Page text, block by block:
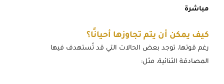
مباشرة
كيف يمكن أن يتم تجاوزها أحيانًا؟
رغم قوتها، توجد بعض الحالات التي قد تُستهدف فيها
المصادقة الثنائية، مثل: